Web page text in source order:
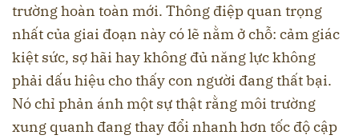
trường hoàn toàn mới. Thông điệp quan trọng
nhất của giai đoạn này có lẽ nằm ở chỗ: cảm giác
kiệt sức, sợ hãi hay không đủ năng lực không
phải dấu hiệu cho thấy con người đang thất bại.
Nó chỉ phản ánh một sự thật rằng môi trường
xung quanh đang thay đổi nhanh hơn tốc độ cập